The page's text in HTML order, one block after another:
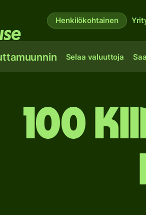
Henkilökohtainen
Selaa valuuttoja
100